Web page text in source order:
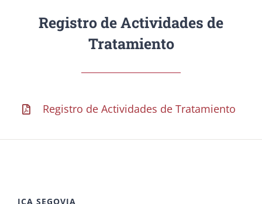
Registro de Actividades de
Tratamiento
Registro de Actividades de Tratamiento
ICA SEGOVIA